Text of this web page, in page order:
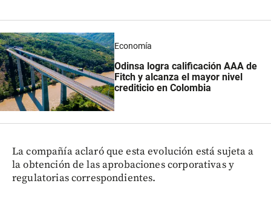
Economía
Odinsa logra calificación AAA de
Fitch y alcanza el mayor nivel
crediticio en Colombia
La compañía aclaró que esta evolución está sujeta a
la obtención de las aprobaciones corporativas y
regulatorias correspondientes.